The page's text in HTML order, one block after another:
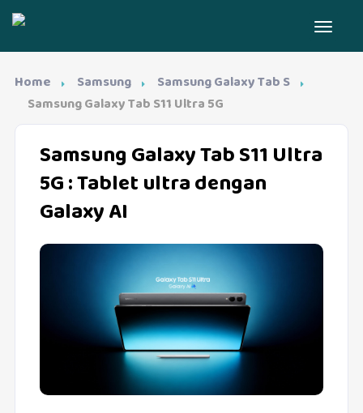
Home Samsung
Samsung Galaxy Tab S
Samsung Galaxy Tab S11 Ultra 5G
Samsung Galaxy Tab S11 Ultra
5G: Tablet ultra dengan
Galaxy AI